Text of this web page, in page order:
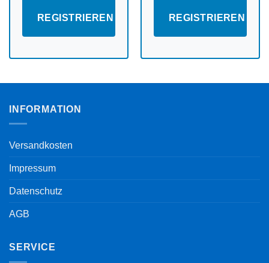
REGISTRIEREN REGISTRIEREN
INFORMATION
Versandkosten
Impressum
Datenschutz
AGB
SERVICE